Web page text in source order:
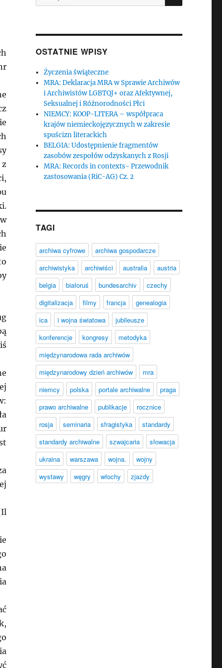
OSTATNIE WPISY
Życzenia świąteczne
MRA: Deklaracja MRA w Sprawie Archiwów
i Archiwistów LGBTQI+ oraz Afektywnej,
Seksualnej i Różnorodności Płci
NIEMCY: KOOP-LITERA – współpraca
krajów niemieckojęzycznych w zakresie
spuścizn literackich
BELGIA: Udostępnienie fragmentów
zasobów zespołów odzyskanych z Rosji
MRA: Records in contexts- Przewodnik
zastosowania (RiC-AG) Cz. 2
TAGI
archiwa cyfrowe
archiwa gospodarcze
archiwistyka
archiwiści australia
austria
belgia
białoruś bundesarchiv
czechy
digitalizacja
filmy francja
genealogia
ica
i wojna światowa
jubileusze
konferencje
kongresy
metodyka
międzynarodowa rada archiwów
międzynarodowy dzień archiwów
mra
niemcy
polska portale archiwalne
praga
prawo archiwalne
publikacje
rocznice
rosja
seminaria sfragistyka
standardy
standardy archiwalne
szwajcaria
słowacja
ukraina
warszawa wojna.
wojny
wystawy
węgry włochy zjazdy